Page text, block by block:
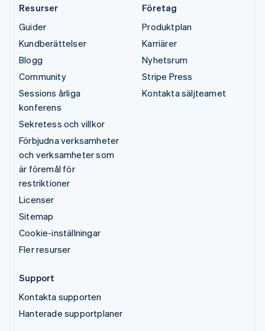
Resurser
Guider
Kundberättelser
Blogg
Community
Sessions årliga
konferens
Sekretess och villkor
Förbjudna verksamheter
och verksamheter som
är föremål för
restriktioner
Licenser
Sitemap
Cookie-inställningar
Fler resurser
Företag
Produktplan
Karriärer
Nyhetsrum
Stripe Press
Kontakta säljteamet
Support
Kontakta supporten
Hanterade supportplaner